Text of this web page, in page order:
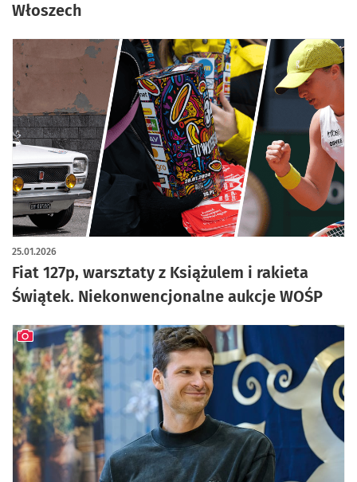
Włoszech
Fiat 127p, warsztaty z Książulem i rakieta
Świątek. Niekonwencjonalne aukcje WOŚP
25.01.2026